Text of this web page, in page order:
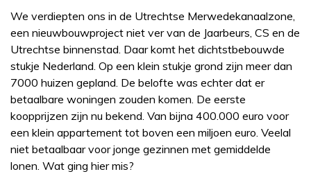
We verdiepten ons in de Utrechtse Merwedekanaalzone,
een nieuwbouwproject niet ver van de Jaarbeurs, CS en de
Utrechtse binnenstad. Daar komt het dichtstbebouwde
stukje Nederland. Op een klein stukje grond zijn meer dan
7000 huizen gepland. De belofte was echter dat er
betaalbare woningen zouden komen. De eerste
koopprijzen zijn nu bekend. Van bijna 400.000 euro voor
een klein appartement tot boven een miljoen euro. Veelal
niet betaalbaar voor jonge gezinnen met gemiddelde
lonen. Wat ging hier mis?